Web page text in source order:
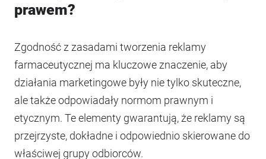
prawem?
Zgodność z zasadami tworzenia reklamy
farmaceutycznej ma kluczowe znaczenie, aby
działania marketingowe były nie tylko skuteczne,
ale także odpowiadały normom prawnym i
etycznym. Te elementy gwarantują, że reklamy są
przejrzyste, dokładne i odpowiednio skierowane do
właściwej grupy odbiorców.